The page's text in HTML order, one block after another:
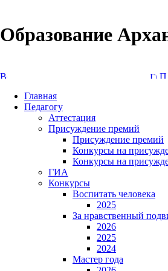
Образование
Главная
Педагогу
Аттестация
Присуждение премий
Присуждение премий
Конкурсы на
Конкурсы на
ГИА
Конкурсы
Воспитать человека
2025
За нравственный
2026
2025
2024
Мастер года